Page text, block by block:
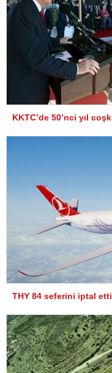
THY 84 seferini iptal etti